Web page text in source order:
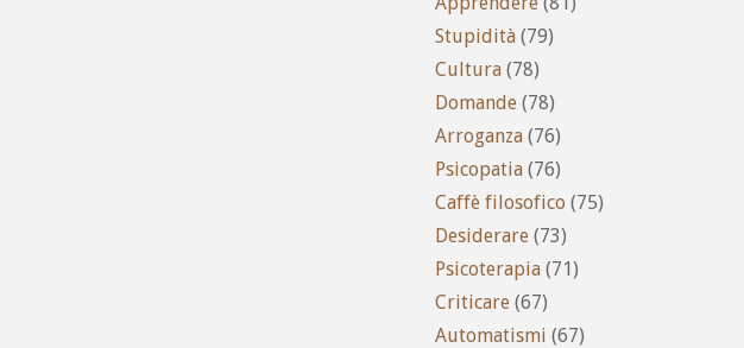
Stupidità (79)
Cultura (78)
Domande (78)
Arroganza (76)
Psicopatia (76)
Caffè filosofico (75)
Desiderare (73)
Psicoterapia (71)
Criticare (67)
Automatismi (67)